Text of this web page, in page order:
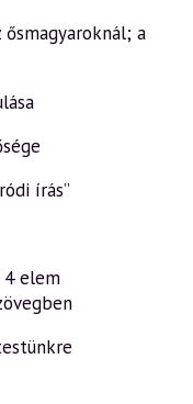
ősmagyaroknál; a
írás”
4 elem